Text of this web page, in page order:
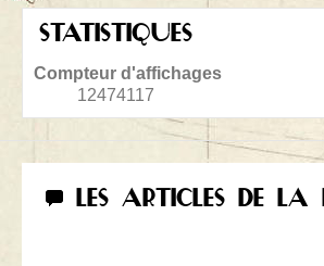
STATISTIQUES
Compteur d'affichages
12474117
LES ARTICLES DE